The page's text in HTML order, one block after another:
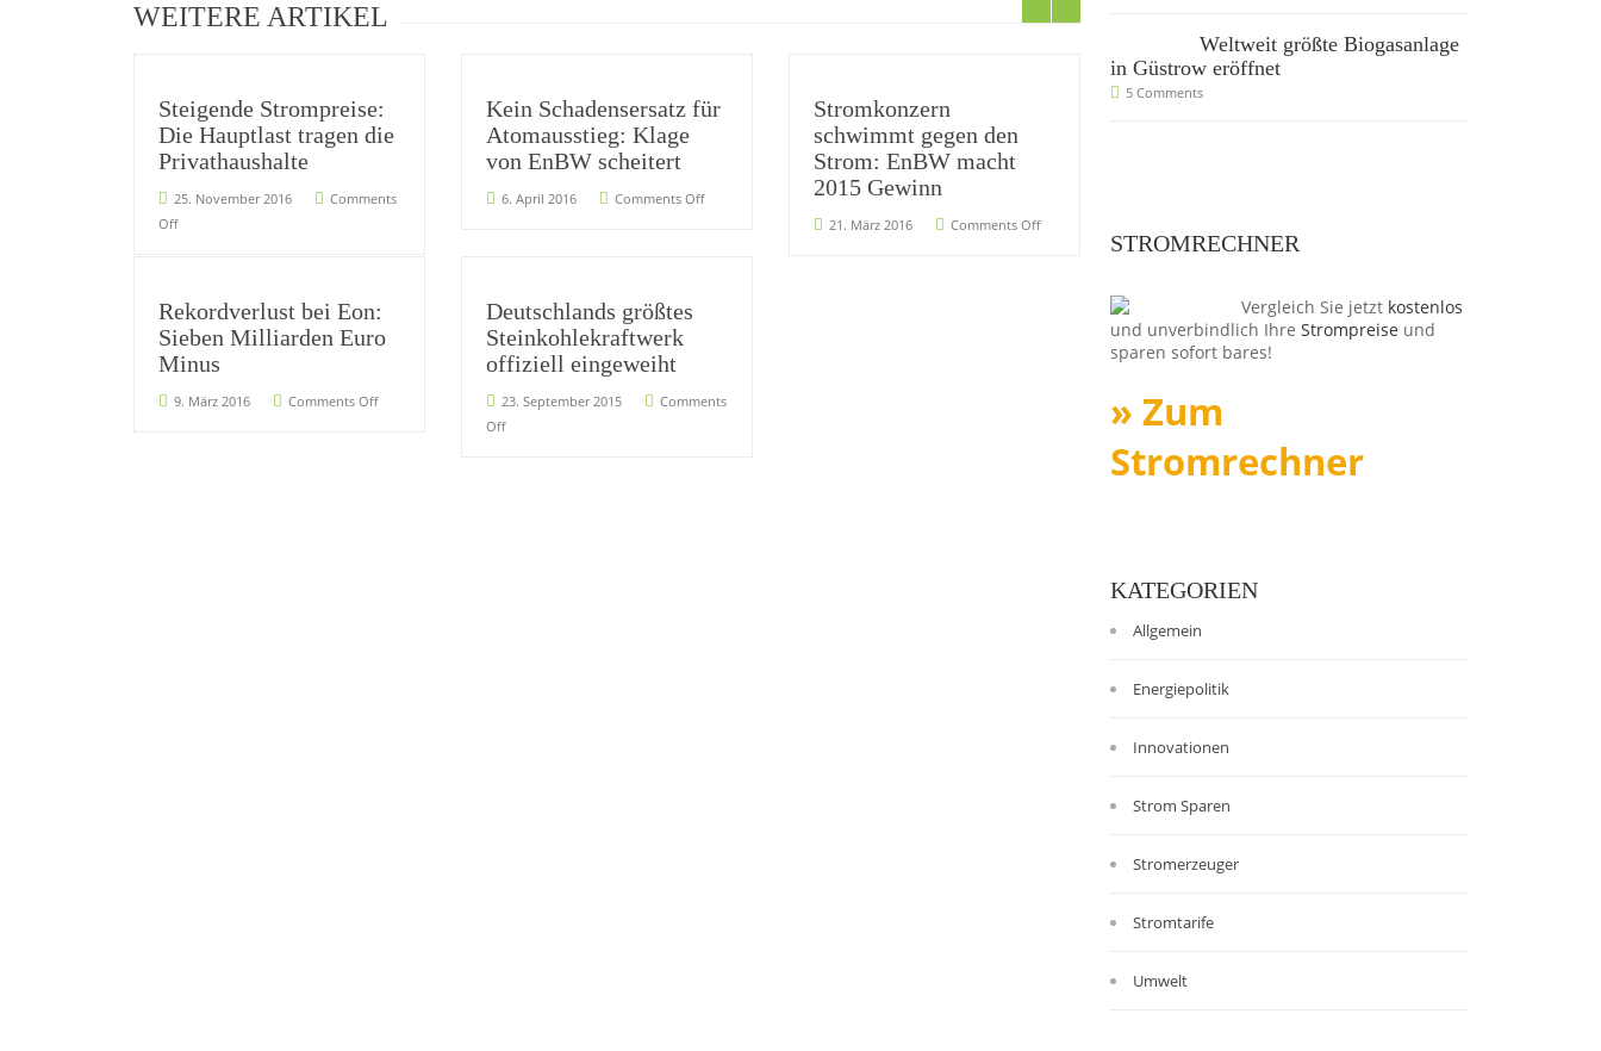
WEITERE ARTIKEL
Steigende Strompreise:
Die Hauptlast tragen die
Privathaushalte
25. November 2016
Comments
Off
Kein Schadensersatz für
Atomausstieg: Klage
von EnBW scheitert
6. April 2016 Comments Off
Stromkonzern
schwimmt gegen den
Strom: EnBW macht
2015 Gewinn
21. März 2016 Comments Off
Rekordverlust bei Eon:
Sieben Milliarden Euro
Minus
9. März 2016 Comments Off
Deutschlands größtes
Steinkohlekraftwerk
offiziell eingeweiht
23. September 2015
Comments
Off
Weltweit größte Biogasanlage
in Güstrow eröffnet
5 Comments
STROMRECHNER
Vergleich Sie jetzt kostenlos
und unverbindlich Ihre Strompreise und
sparen sofort bares!
» Zum
Stromrechner
KATEGORIEN
Allgemein
Energiepolitik
Innovationen
Strom Sparen
Stromerzeuger
Stromtarife
Umwelt